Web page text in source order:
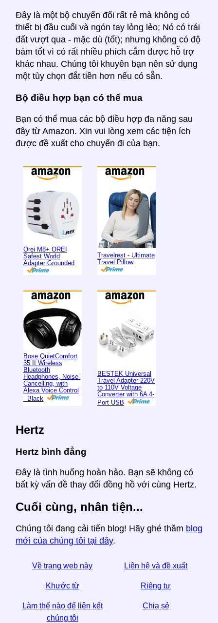
Đây là một bộ chuyển đổi rất rẻ mà không có
thiết bị đầu cuối và ngón tay lỏng lẻo; Nó có trái
đất vượt qua - mặc dù (tốt); nhưng không có độ
bám tốt vì có rất nhiều phích cắm được hỗ trợ
khác nhau. Chúng tôi khuyên bạn nên sử dụng
một tùy chọn đắt tiền hơn nếu có sẵn.
Bộ điều hợp bạn có thể mua
Bạn có thể mua các bộ điều hợp đa năng sau
đây từ Amazon. Xin vui lòng xem các tiện ích
được đề xuất cho chuyến đi của bạn.
Orei M8+ OREI
Safest World
Adapter Grounded
Travelrest - Ultimate
Travel Pillow
Bose QuietComfort
35 II Wireless
Bluetooth
Headphones, Noise-
Cancelling, with
Alexa Voice Control
- Black
BESTEK Universal
Travel Adapter 220V
to 110V Voltage
Converter with 6A 4-
Port USB
Hertz
Hertz bình đẳng
Đây là tình huống hoàn hảo. Bạn sẽ không có
bất kỳ vấn đề thay đổi đồng hồ với cùng Hertz.
Cuối cùng, nhân tiện...
Chúng tôi đang cải tiến blog! Hãy ghé thăm blog
mới của chúng tôi tại đây.
Về trang web này Liên hệ và đề xuất
Khước từ Riêng tư
Làm thế nào để liên kết
chúng tôi
Chia sẻ